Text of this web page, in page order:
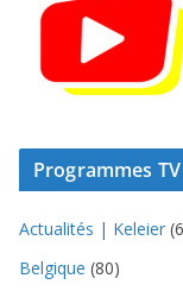
Programmes TV
Actualités | Keleier
Belgique (80)